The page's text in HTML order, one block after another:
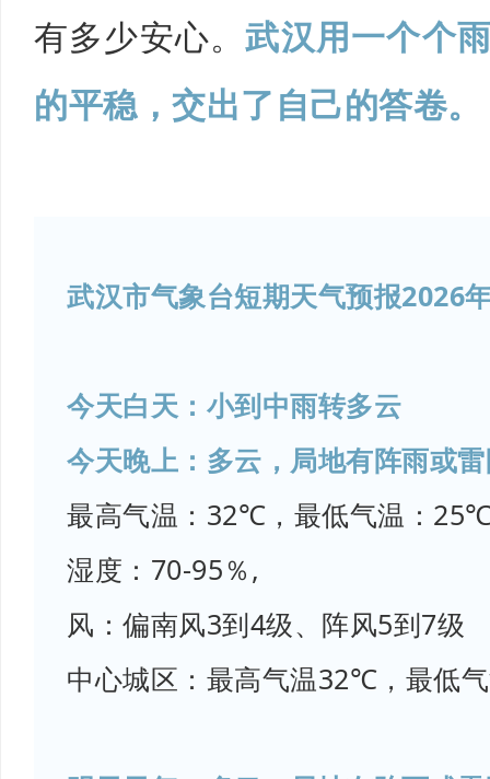
有多少安心。武汉用一个个
的平稳，交出了自己的答卷。
武汉市气象台短期天气预报2026
今天白天：小到中雨转多云
今天晚上：多云，局地有阵雨或
最高气温：32℃，最低气温：
湿度：70-95％,
风：偏南风3到4级、阵风5到7级
中心城区：最高气温32℃，最低